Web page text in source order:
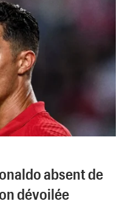
absent de
dévoilée